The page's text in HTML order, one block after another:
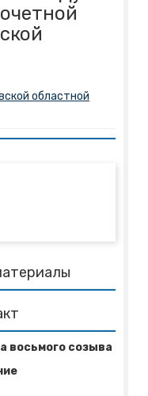
областной
восьмого созыва